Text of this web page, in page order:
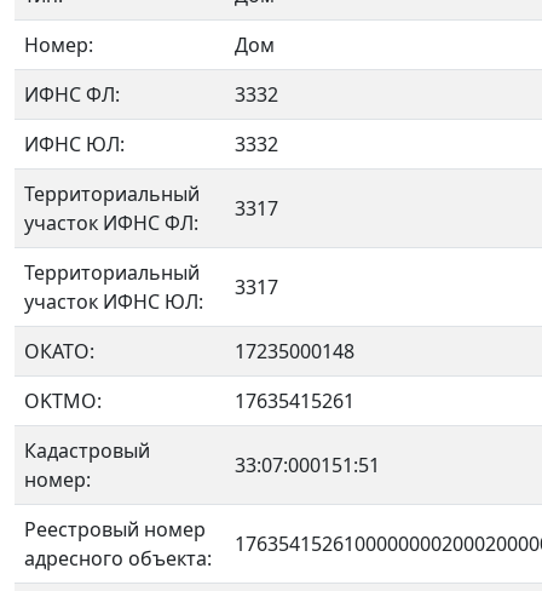
Номер:
Дом
ИФНС ФЛ:
3332
ИФНС ЮЛ:
3332
Территориальный
участок ИФНС ФЛ:
3317
Территориальный
участок ИФНС ЮЛ:
3317
ОКАТО:
17235000148
OKTMO:
17635415261
Кадастровый
номер:
33:07:000151:51
Реестровый номер
адресного объекта: